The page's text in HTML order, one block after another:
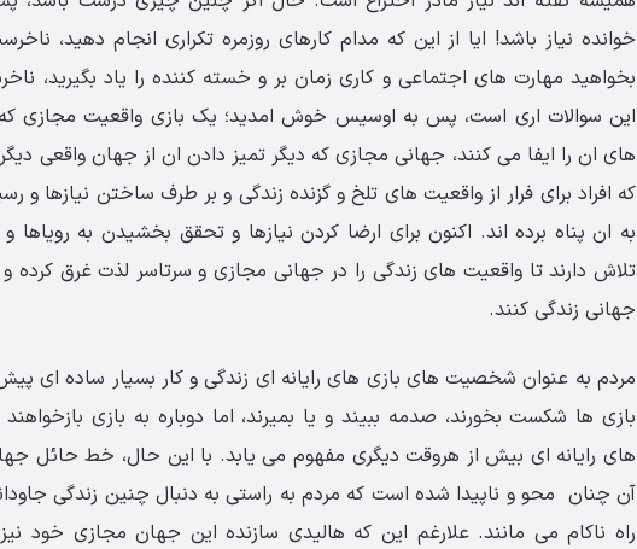
خوانده نیاز باشد! ایا از این که مدام کارهای روزمره تکراری انجام دهید،
بخواهید مهارت های اجتماعی و کاری زمان بر و خسته کننده را یاد بگیرید،
این سوالات اری است، پس به اوسیس خوش امدید؛ یک بازی واقعیت مجازی
های ان را ایفا می کنند، جهانی مجازی که دیگر تمیز دادن ان از جهان واقعی
که افراد برای فرار از واقعیت های تلخ و گزنده زندگی و بر طرف ساختن نیازها
به ان پناه برده اند. اکنون برای ارضا کردن نیازها و تحقق بخشیدن به رویاها
تلاش دارند تا واقعیت های زندگی را در جهانی مجازی و سرتاسر لذت غرق کرده
جهانی زندگی کنند.
مردم به عنوان شخصیت های بازی های رایانه ای زندگی و کار بسیار ساده ای
بازی ها شکست بخورند، صدمه ببیند و یا بمیرند، اما دوباره به بازی
های رایانه ای بیش از هروقت دیگری مفهوم می یابد. با این حال، خط حائل
آن چنان محو و ناپیدا شده است که مردم به راستی به دنبال چنین زندگی
راه ناکام می مانند. علارغم این که هالیدی سازنده این جهان مجازی خود